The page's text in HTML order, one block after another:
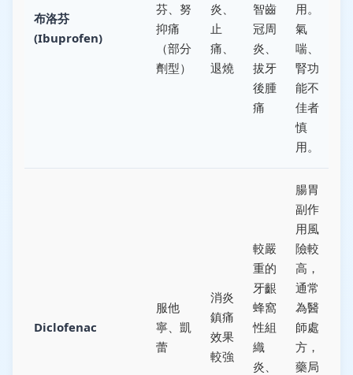
布洛芬
(Ibuprofen)
芬、努
抑痛
（部分
劑型）
炎、
止
痛、
退燒
智齒
冠周
炎、
拔牙
後腫
痛
用。
氣
喘、
腎功
能不
佳者
慎
用。
Diclofenac
服他
寧、凱
蕾
消炎
鎮痛
效果
較強
較嚴
重的
牙齦
蜂窩
性組
織
炎、
腸胃
副作
用風
險較
高，
通常
為醫
師處
方，
藥局